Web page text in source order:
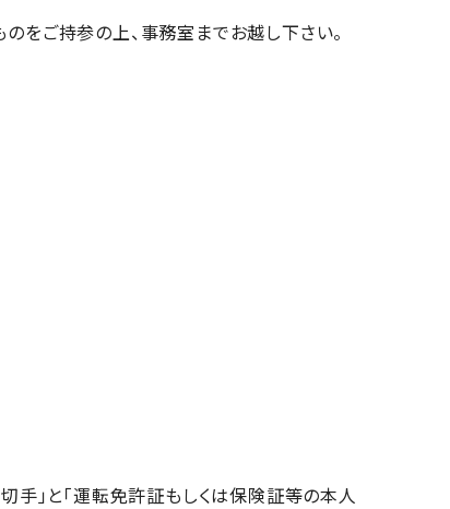
ご持参の上、事務室までお越し下さい。
切手」と「運転免許証もしくは保険証等の本人